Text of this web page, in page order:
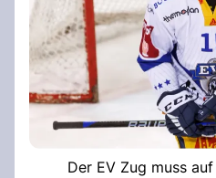
Der EV Zug muss